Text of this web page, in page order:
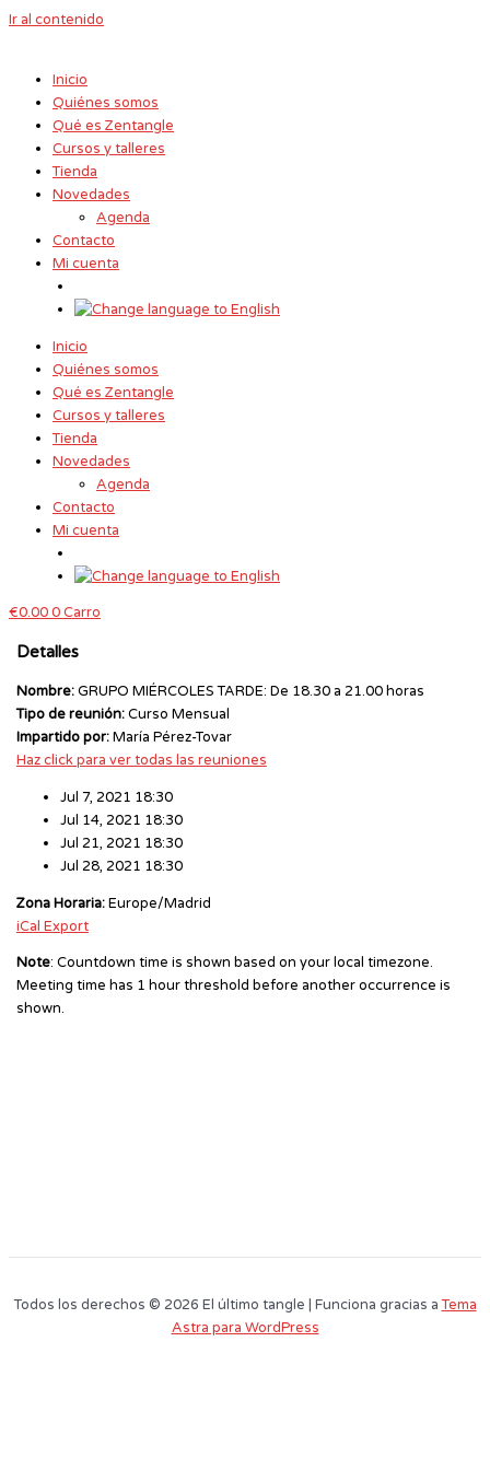
Ir al contenido
Inicio
Quiénes somos
Qué es Zentangle
Cursos y talleres
Tienda
Novedades
Agenda
Contacto
Mi cuenta
Inicio
Quiénes somos
Qué es Zentangle
Cursos y talleres
Tienda
Novedades
Agenda
Contacto
Mi cuenta
€0.000Carro
Detalles
Nombre:GRUPO MIÉRCOLES TARDE: De 18.30 a 21.00 horas
Tipo de reunión:Curso Mensual
Impartido por:María Pérez-Tovar
Haz click para ver todas las reuniones
Jul 7, 2021 18:30
Jul 14, 2021 18:30
Jul 21, 2021 18:30
Jul 28, 2021 18:30
Zona Horaria:Europe/Madrid
iCal Export
Note: Countdown time is shown based on your local timezone.
Meeting time has 1 hour threshold before another occurrence is
shown.
Todos los derechos © 2026 El último tangle | Funciona gracias aTema
Astra para WordPress